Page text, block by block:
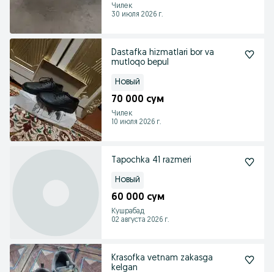
Чилек
30 июля 2026 г.
Dastafka hizmatlari bor va
mutloqo bepul
Новый
70 000 сум
Чилек
10 июля 2026 г.
Tapochka 41 razmeri
Новый
60 000 сум
Кушрабад
02 августа 2026 г.
Krasofka vetnam zakasga
kelgan